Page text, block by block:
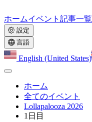
ホームイベント 記事一覧
設定
言語
English (United States)
ホーム
全てのイベント
Lollapalooza 2026
1日目